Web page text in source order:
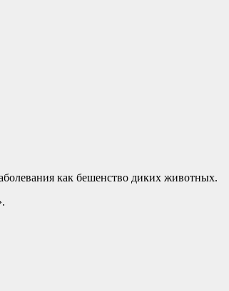
как бешенство диких животных.